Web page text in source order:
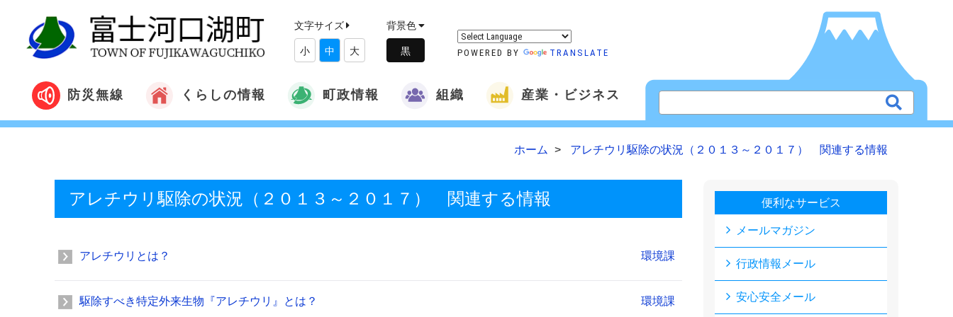
文字サイズ
小 中 大
背景色
POWERED BY TRANSLATE
防災無線 くらしの情報 町政情報 組織 産業・ビジネス
ホーム アレチウリ駆除の状況（２０１３～２０１７） 関連する情報
アレチウリ駆除の状況（２０１３～２０１７） 関連する情報
アレチウリとは？ 環境課
駆除すべき特定外来生物『アレチウリ』とは？ 環境課
便利なサービス
メールマガジン
行政情報メール
安心安全メール